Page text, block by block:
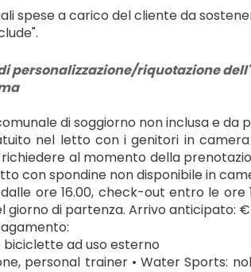
spese a carico del cliente da
personalizzazione/riquotazione
di soggiorno non inclusa e da
nel letto con i genitori in
al momento della
con spondine non disponibile in
ore 16.00, check-out entro le ore
giorno di partenza. Arrivo anticipato:
biciclette ad uso esterno
personal trainer • Water Sports: